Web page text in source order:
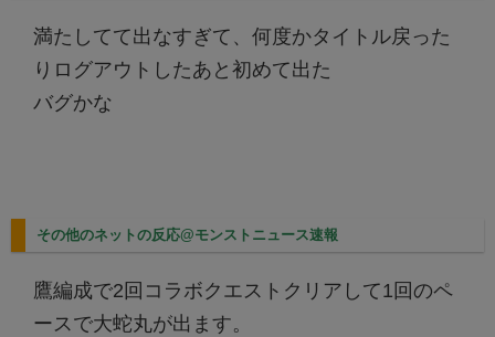
満たしてて出なすぎて、何度かタイトル戻った
りログアウトしたあと初めて出た
バグかな
その他のネットの反応@モンストニュース速報
鷹編成で2回コラボクエストクリアして1回のペ
ースで大蛇丸が出ます。